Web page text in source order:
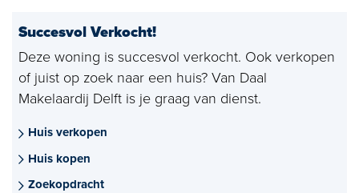
Taxaties
Verhuren
Aankoopmakelaar nieuwbouw
Hypotheekadvies
Projectadvies
Succesvol Verkocht!
Deze woning is succesvol verkocht. Ook verkopen
of juist op zoek naar een huis? Van Daal
Makelaardij Delft is je graag van dienst.
Huis verkopen
Huis kopen
Zoekopdracht